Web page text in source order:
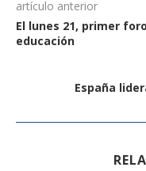
artículo anterior
El lunes 21, primer
educación
España